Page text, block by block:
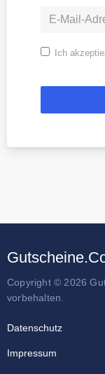
Ich
Copyright © 2026
vorbehalten.
Datenschutz
Impressum